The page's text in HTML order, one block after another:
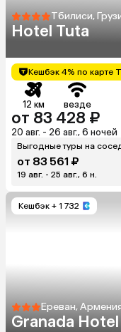
Тбилиси,
Hotel Tuta
Кешбэк 4% по карте
12 км везде
от 83 428 ₽
20 авг. - 26 авг., 6 ночей
Выгодные туры на
от 83 561 ₽
19 авг. - 25 авг., 6 н.
Кешбэк + 1 732
Ереван,
Granada Hotel